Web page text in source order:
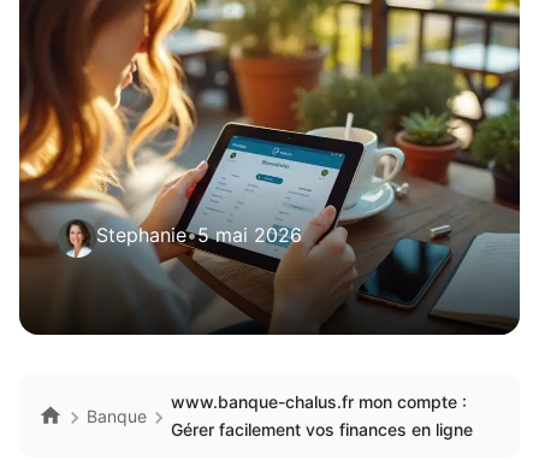
Stephanie•5 mai 2026
Banque
www.banque-chalus.fr mon compte :
Gérer facilement vos finances en ligne